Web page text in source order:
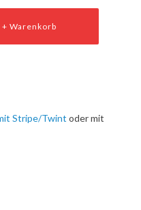
+ Warenkorb
Stripe/Twint oder mit